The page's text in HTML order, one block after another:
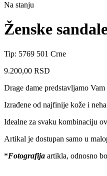
Na stanju
Ženske
Tip: 5769 501 Crne
9.200,00 RSD
Drage dame predstavljamo Vam
Izrađene od najfinije kože i
Idealne za svaku kombinaciju
Artikal je dostupan samo u
*Fotografija artikla, odnosno